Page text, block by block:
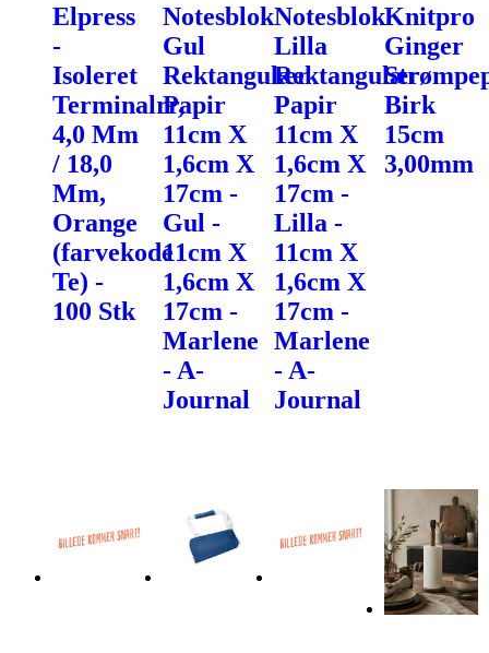
Elpress
-
Isoleret
Terminalrr,
4,0 Mm
/ 18,0
Mm,
Orange
(farvekode
Te) -
100 Stk
Notesblok
Gul
Rektangulær
Papir
11cm X
1,6cm X
17cm -
Gul -
11cm X
1,6cm X
17cm -
Marlene
- A-
Journal
Notesblok
Lilla
Rektangulær
Papir
11cm X
1,6cm X
17cm -
Lilla -
11cm X
1,6cm X
17cm -
Marlene
- A-
Journal
Knitpro
Ginger
Birk
15cm
3,00mm